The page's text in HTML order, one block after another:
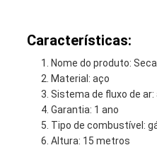
Características:
Nome do produto:
Material: aço
Sistema de fluxo de
Garantia: 1 ano
Tipo de combustível:
Altura: 15 metros